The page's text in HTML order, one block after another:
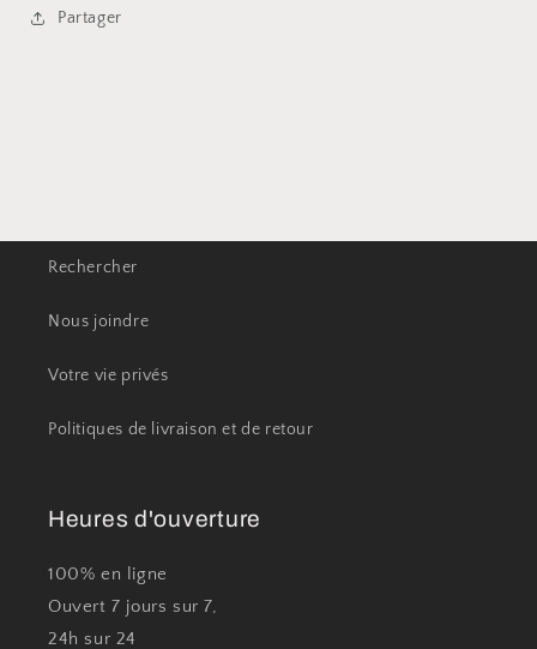
Partager
Rechercher
Nous joindre
Votre vie privés
Politiques de livraison et de retour
Heures d'ouverture
100% en ligne
Ouvert 7 jours sur 7,
24h sur 24